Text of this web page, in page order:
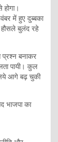
में हुए दुब्बका
हौसले बुलंद रहे
प्रश्न बनाकर
पायी। कुल
आगे बढ़ चुकी
भाजपा का